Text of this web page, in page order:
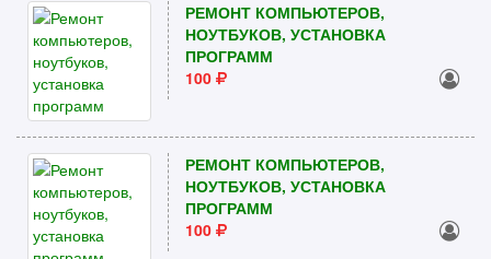
РЕМОНТ КОМПЬЮТЕРОВ,
НОУТБУКОВ, УСТАНОВКА
ПРОГРАММ
100
РЕМОНТ КОМПЬЮТЕРОВ,
НОУТБУКОВ, УСТАНОВКА
ПРОГРАММ
100